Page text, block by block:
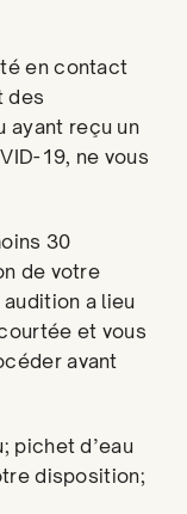
en contact
des
ayant reçu un
19, ne vous
30
de votre
a lieu
et vous
avant
pichet d’eau
disposition;